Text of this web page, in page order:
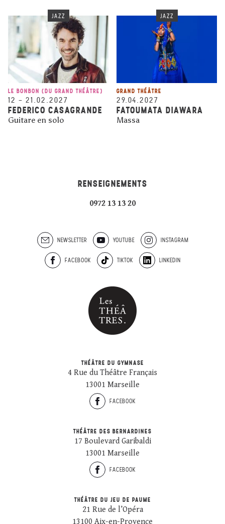
JAZZ
LE BONBON (DU GRAND THÉÂTRE)
12 – 21.02.2027
FEDERICO CASAGRANDE
Guitare en solo
JAZZ
GRAND THÉÂTRE
29.04.2027
FATOUMATA DIAWARA
Massa
RENSEIGNEMENTS
0972 13 13 20
NEWSLETTER YOUTUBE INSTAGRAM
FACEBOOK TIKTOK LINKEDIN
THÉÂTRE DU GYMNASE
4 Rue du Théâtre Français
13001 Marseille
FACEBOOK
THÉÂTRE DES BERNARDINES
17 Boulevard Garibaldi
13001 Marseille
FACEBOOK
THÉÂTRE DU JEU DE PAUME
21 Rue de l’Opéra
13100 Aix-en-Provence